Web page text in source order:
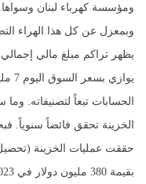
ومؤسسة كهرباء لبنان وسواها.
وبمعزل عن كل هذا الهراء
الحسابات تبعاً لتصنيفاته.
الخزينة تحقق فائضاً سنوياً.
حققت عمليات الخزينة